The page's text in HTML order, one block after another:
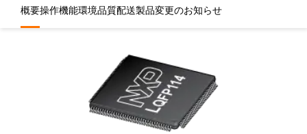
概要操作機能環境品質配送製品変更のお知らせ